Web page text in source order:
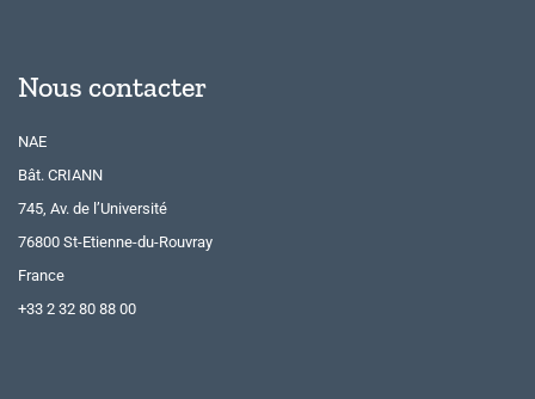
Nous contacter
NAE
Bât. CRIANN
745, Av. de l’Université
76800 St-Etienne-du-Rouvray
France
+33 2 32 80 88 00